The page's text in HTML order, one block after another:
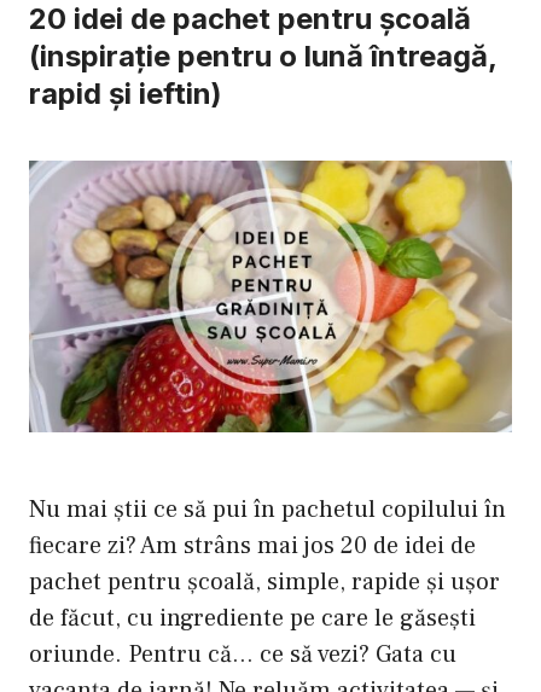
20 idei de pachet pentru școală
(inspirație pentru o lună întreagă,
rapid și ieftin)
Nu mai știi ce să pui în pachetul copilului în
fiecare zi? Am strâns mai jos 20 de idei de
pachet pentru școală, simple, rapide și ușor
de făcut, cu ingrediente pe care le găsești
oriunde. Pentru că… ce să vezi? Gata cu